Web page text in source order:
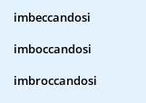
imbeccandosi
imboccandosi
imbroccandosi